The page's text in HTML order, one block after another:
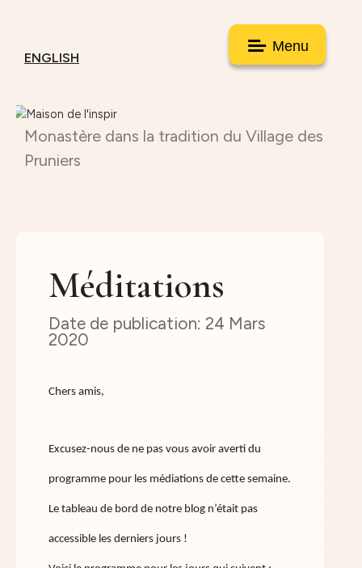
Menu
ENGLISH
Monastère dans la tradition du Village des
Pruniers
Méditations
24 Mars
2020
Chers amis,
Excusez-nous de ne pas vous avoir averti du
programme pour les médiations de cette semaine.
Le tableau de bord de notre blog n’était pas
accessible les derniers jours !